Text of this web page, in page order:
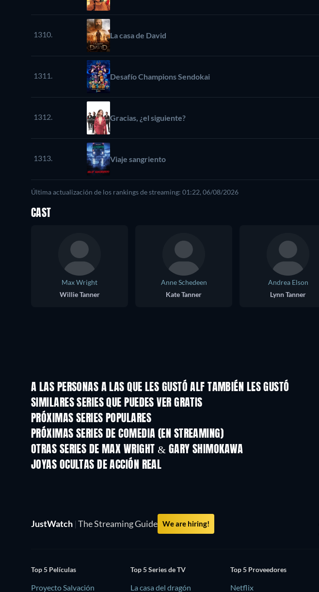
1310. La casa de David
1311. Desafío Champions Sendokai
1312. Gracias, ¿el siguiente?
1313. Viaje sangriento
Última actualización de los rankings de streaming: 01:22, 06/08/2026
CAST
Max Wright
Willie Tanner
Anne Schedeen
Kate Tanner
Andrea Elson
Lynn Tanner
A LAS PERSONAS A LAS QUE LES GUSTÓ ALF TAMBIÉN LES GUSTÓ
TV TV
SIMILARES SERIES QUE PUEDES VER GRATIS
PRÓXIMAS SERIES POPULARES
TV
PRÓXIMAS SERIES DE COMEDIA (EN STREAMING)
Temporada 6 Temporada 2
OTRAS SERIES DE MAX WRIGHT & GARY SHIMOKAWA
TV TV
JOYAS OCULTAS DE ACCIÓN REAL
JustWatch | The Streaming Guide We are hiring!
Top 5 Películas
Proyecto Salvación
Top 5 Series de TV
La casa del dragón
Top 5 Proveedores
Netflix